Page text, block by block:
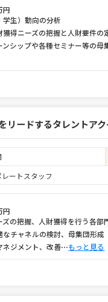
円
学生）動向の分析
獲得ニーズの把握と人財要件の
ンシップや各種セミナー等の
リードするタレントア
レートスタッフ
円
ズの把握、人財獲得を行う各
なチャネルの検討、母集団形成
ネジメント、改善⋯もっと見る